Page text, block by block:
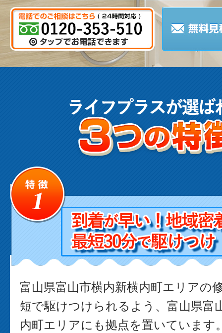
富山県富山市横内新横内町エリアの
短で駆けつけられるよう、富山県富
内町エリアにも拠点を置いています